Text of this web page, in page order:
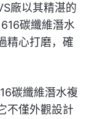
廠以其精湛的
碳纖維潛水
精心打磨，確
碳纖維潛水複
不僅外觀設計